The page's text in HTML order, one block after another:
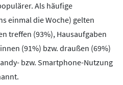
Als häufige
einmal die Woche) gelten
treffen (93%), Hausaufgaben
(91%) bzw. draußen (69%)
bzw. Smartphone-Nutzung